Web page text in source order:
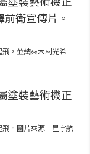
飛，並請來木村光希
飛。圖片來源｜星宇航